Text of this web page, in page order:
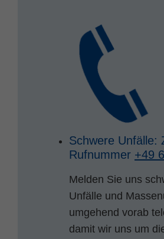
Schwere Unfälle:
Rufnummer +49
Melden Sie uns
Unfälle und
umgehend vorab
damit wir uns um